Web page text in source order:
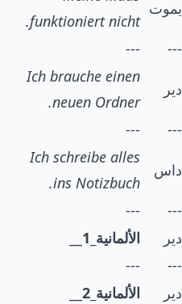
يموت
funktioniert nicht.
---
---
دير
Ich brauche einen
neuen Ordner.
---
---
داس
Ich schreibe alles
ins Notizbuch.
---
---
دير الألمانية_1
---
---
دير الألمانية_2